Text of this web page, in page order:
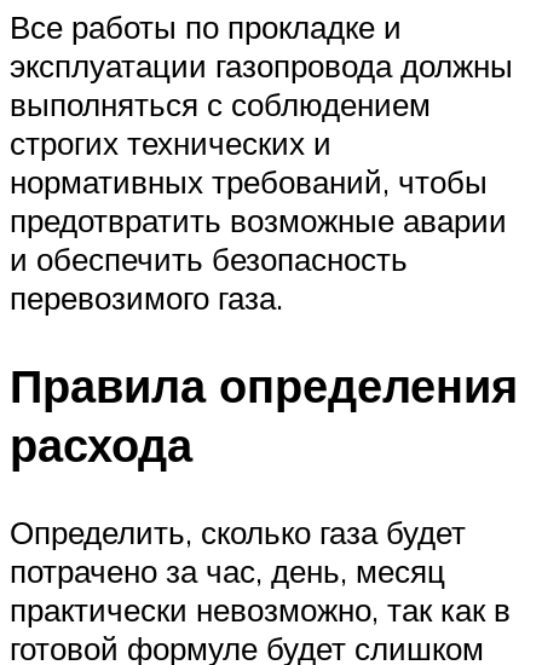
Все работы по прокладке и
эксплуатации газопровода должны
выполняться с соблюдением
строгих технических и
нормативных требований, чтобы
предотвратить возможные аварии
и обеспечить безопасность
перевозимого газа.
Правила определения
расхода
Определить, сколько газа будет
потрачено за час, день, месяц
практически невозможно, так как в
готовой формуле будет слишком